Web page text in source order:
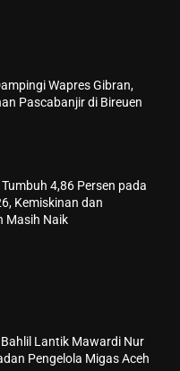
Wapres Gibran,
Pascabanjir di Bireuen
4,86 Persen pada
Kemiskinan dan
Masih Naik
Bahlil Lantik Mawardi Nur
Pengelola Migas Aceh